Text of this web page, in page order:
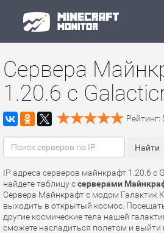
Сервера
1.20.6 с
Рейтинг:
IP адреса серверов майнкрафт 1.20.6 с
найдете таблицу ссерверами
Сервера Майнкрафт с модом Галактик
выходить в открытый космос.
другие космические тела нашей
сможете насладиться полетом и выйти